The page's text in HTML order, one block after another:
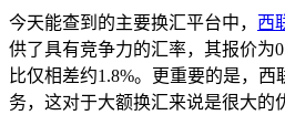
今天能查到的主要换汇平台中， 西
供了具有竞争力的汇率，其报价为
比仅相差约1.8%。更重要的是，
务，这对于大额换汇来说是很大的